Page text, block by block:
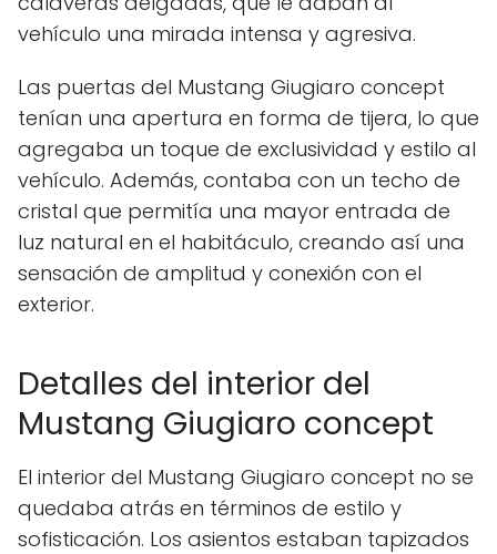
vehículo una mirada intensa y agresiva.
Las puertas del Mustang Giugiaro concept
tenían una apertura en forma de tijera, lo que
agregaba un toque de exclusividad y estilo al
vehículo. Además, contaba con un techo de
cristal que permitía una mayor entrada de
luz natural en el habitáculo, creando así una
sensación de amplitud y conexión con el
exterior.
Detalles del interior del
Mustang Giugiaro concept
El interior del Mustang Giugiaro concept no se
quedaba atrás en términos de estilo y
sofisticación. Los asientos estaban tapizados